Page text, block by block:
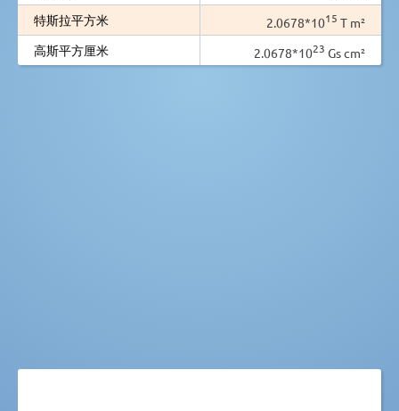
特斯拉平方米
2.0678*1015 T m²
高斯平方厘米
2.0678*1023 Gs cm²